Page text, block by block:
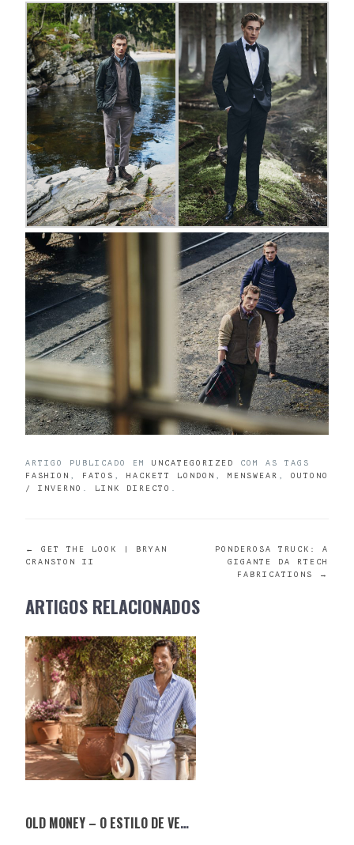
ARTIGO PUBLICADO EM UNCATEGORIZED
COM AS TAGS
FASHION , FATOS , HACKETT LONDON , MENSWEAR , OUTONO
/ INVERNO . LINK DIRECTO .
POST
NAVIGATION
←
GET THE LOOK | BRYAN
CRANSTON II
PONDEROSA TRUCK: A
GIGANTE DA RTECH
FABRICATIONS
→
ARTIGOS RELACIONADOS
OLD MONEY – O ESTILO DE VERÃO QUE NUNCA SAI DE MODA